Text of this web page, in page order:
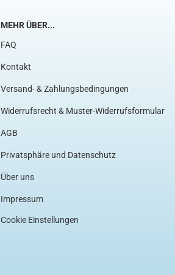
MEHR ÜBER...
FAQ
Kontakt
Versand- & Zahlungsbedingungen
Widerrufsrecht & Muster-Widerrufsformular
AGB
Privatsphäre und Datenschutz
Über uns
Impressum
Cookie Einstellungen